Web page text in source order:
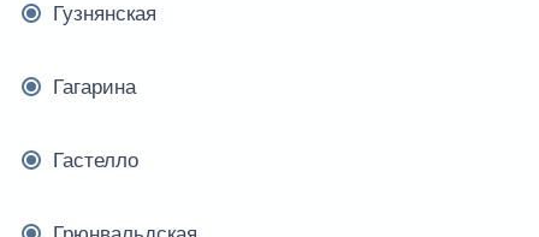
Гузнянская
Гагарина
Гастелло